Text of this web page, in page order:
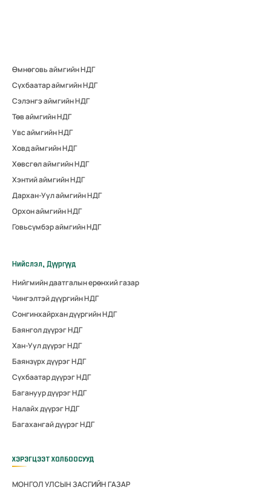
Өмнөговь аймгийн НДГ
Сүхбаатар аймгийн НДГ
Сэлэнгэ аймгийн НДГ
Төв аймгийн НДГ
Увс аймгийн НДГ
Ховд аймгийн НДГ
Хөвсгөл аймгийн НДГ
Хэнтий аймгийн НДГ
Дархан-Уул аймгийн НДГ
Орхон аймгийн НДГ
Говьсүмбэр аймгийн НДГ
Нийслэл, Дүүргүүд
Нийгмийн даатгалын ерөнхий газар
Чингэлтэй дүүргийн НДГ
Сонгинхайрхан дүүргийн НДГ
Баянгол дүүрэг НДГ
Хан-Уул дүүрэг НДГ
Баянзүрх дүүрэг НДГ
Сүхбаатар дүүрэг НДГ
Багануур дүүрэг НДГ
Налайх дүүрэг НДГ
Багахангай дүүрэг НДГ
ХЭРЭГЦЭЭТ ХОЛБООСУУД
МОНГОЛ УЛСЫН ЗАСГИЙН ГАЗАР